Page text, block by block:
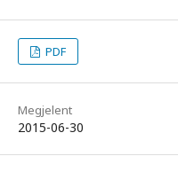
PDF
Megjelent
2015-06-30